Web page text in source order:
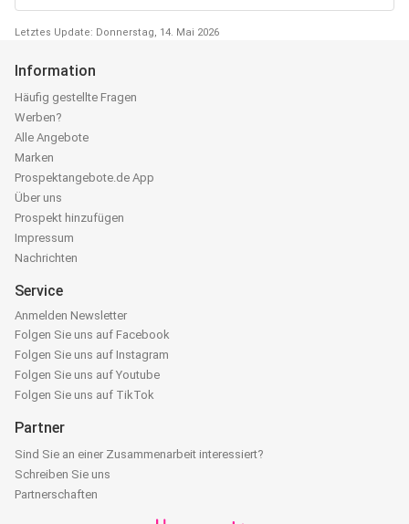
Letztes Update: Donnerstag, 14. Mai 2026
Information
Häufig gestellte Fragen
Werben?
Alle Angebote
Marken
Prospektangebote.de App
Über uns
Prospekt hinzufügen
Impressum
Nachrichten
Service
Anmelden Newsletter
Folgen Sie uns auf Facebook
Folgen Sie uns auf Instagram
Folgen Sie uns auf Youtube
Folgen Sie uns auf TikTok
Partner
Sind Sie an einer Zusammenarbeit interessiert?
Schreiben Sie uns
Partnerschaften